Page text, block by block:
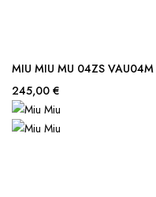
MIU MIU MU 04ZS VAU04M
245,00 €